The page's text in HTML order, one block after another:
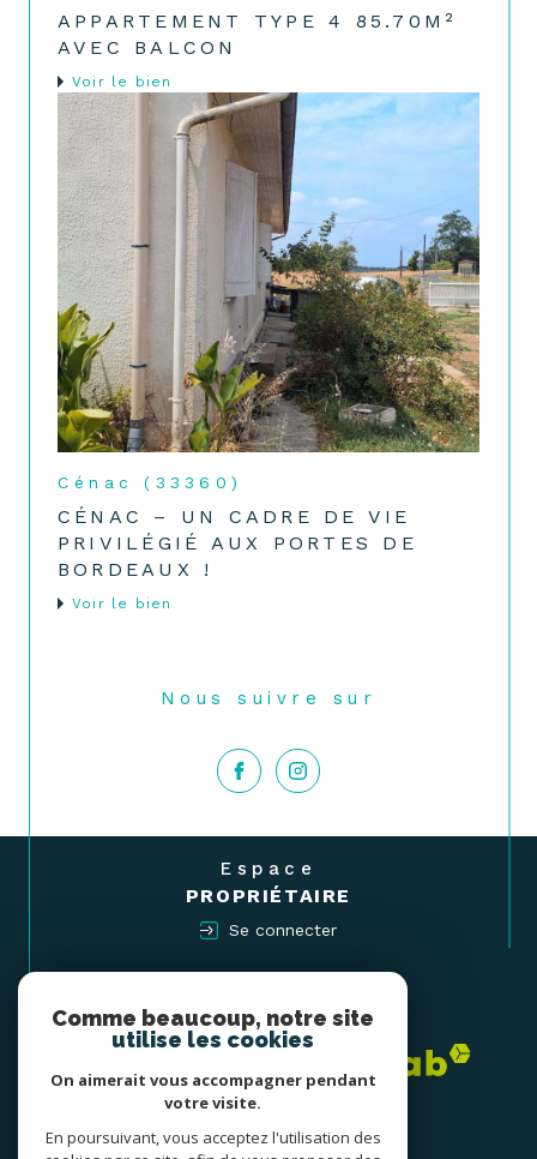
APPARTEMENT TYPE 4 85.70M²
AVEC BALCON
voir le bien
Cénac (33360)
CÉNAC – UN CADRE DE VIE
PRIVILÉGIÉ AUX PORTES DE
BORDEAUX !
voir le bien
Nous suivre sur
Espace
PROPRIÉTAIRE
Se connecter
ADHÉRONS
Comme beaucoup, notre site
utilise les cookies
On aimerait vous accompagner pendant
votre visite.
En poursuivant, vous acceptez l'utilisation des